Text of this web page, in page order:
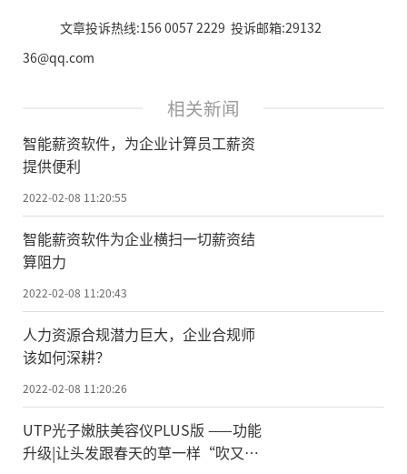
文章投诉热线:156 0057 2229 投诉邮箱:29132
36@qq.com
相关新闻
智能薪资软件，为企业计算员工薪资
提供便利
2022-02-08 11:20:55
智能薪资软件为企业横扫一切薪资结
算阻力
2022-02-08 11:20:43
人力资源合规潜力巨大，企业合规师
该如何深耕？
2022-02-08 11:20:26
UTP光子嫩肤美容仪PLUS版 ——功能
升级|让头发跟春天的草一样“吹又